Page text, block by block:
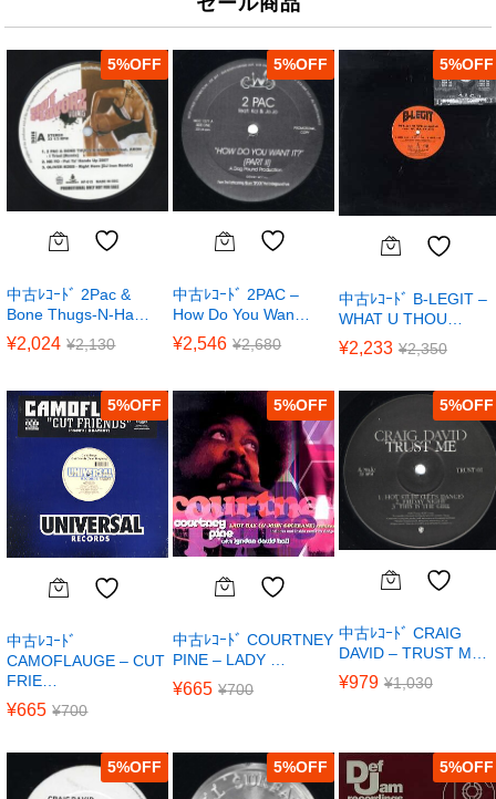
5%
中古ﾚｺｰﾄﾞ 2Pac &
Bone Thugs-N-Ha…
¥2,024 ¥2,130
5%
中古ﾚｺｰﾄﾞ 2PAC –
How Do You Wan…
¥2,546 ¥2,680
5%
中古ﾚｺｰﾄﾞ B-LEGIT –
WHAT U THOU…
¥2,233 ¥2,350
5%
中古ﾚｺｰﾄﾞ
CAMOFLAUGE – CUT
FRIE…
¥665 ¥700
5%
中古ﾚｺｰﾄﾞ COURTNEY
PINE – LADY …
¥665 ¥700
5%
中古ﾚｺｰﾄﾞ CRAIG
DAVID – TRUST M…
¥979 ¥1,030
5% 5% 5%